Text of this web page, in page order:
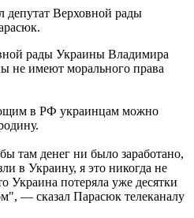
депутат Верховной рады
рады Украины Владимира
не имеют морального права
в РФ украинцам можно
там денег ни было заработано,
в Украину, я это никогда не
Украина потеряла уже десятки
— сказал Парасюк телеканалу